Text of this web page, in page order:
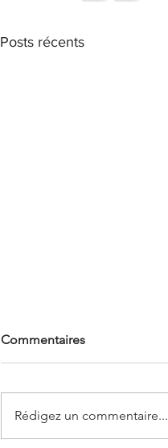
Posts récents
Commentaires
Rédigez un commentaire...